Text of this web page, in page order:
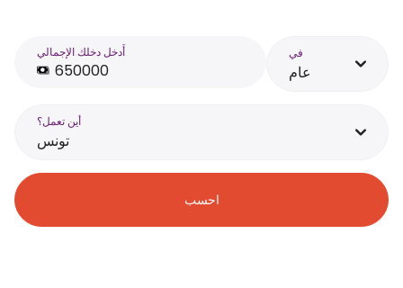
أَدخل دخلك الإجمالي في
عام
أين تعمل؟
تونس
احسب